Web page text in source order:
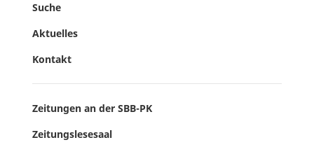
Suche
Aktuelles
Kontakt
Zeitungen an der SBB-PK
Zeitungslesesaal